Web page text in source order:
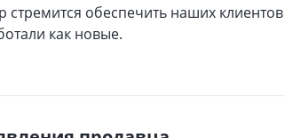
стремится обеспечить наших
как новые.